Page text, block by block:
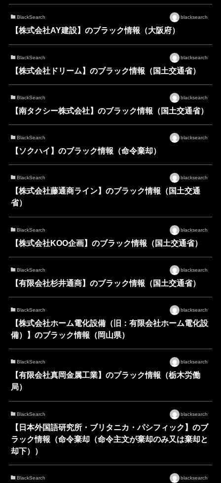
BlackSearch blacksearch
【株式会社AY建設】のブラック情報（大阪府）
BlackSearch blacksearch
【株式会社ドリーム】のブラック情報（国土交通省）
BlackSearch blacksearch
【南タクシー株式会社】のブラック情報（国土交通省）
BlackSearch blacksearch
【ソクハイ】のブラック情報（命令棄却）
BlackSearch blacksearch
【株式会社藤通商ライン】のブラック情報（国土交通
省）
BlackSearch blacksearch
【株式会社KOO企画】のブラック情報（国土交通省）
BlackSearch blacksearch
【有限会社杉井通商】のブラック情報（国土交通省）
BlackSearch blacksearch
【株式会社ホーム電化設備（旧：有限会社ホーム電化設
備）】のブラック情報（岡山県）
BlackSearch blacksearch
【有限会社真岡金属工業】のブラック情報（栃木労働
局）
BlackSearch blacksearch
【日本外国語研究所・ブリタニカ・パシフィック】のブ
ラック情報（命令棄却（命令主文が棄却のみ又は棄却と
却下））
BlackSearch blacksearch